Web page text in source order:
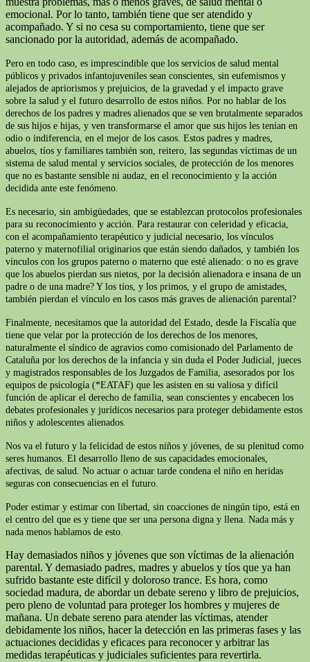
emocional. Por lo tanto, también tiene que ser atendido y
acompañado. Y si no cesa su comportamiento, tiene que ser
sancionado por la autoridad, además de acompañado.
Pero en todo caso, es imprescindible que los servicios de salud mental
públicos y privados infantojuveniles sean conscientes, sin eufemismos y
alejados de apriorismos y prejuicios, de la gravedad y el impacto grave
sobre la salud y el futuro desarrollo de estos niños. Por no hablar de los
derechos de los padres y madres alienados que se ven brutalmente separados
de sus hijos e hijas, y ven transformarse el amor que sus hijos les tenían en
odio o indiferencia, en el mejor de los casos. Estos padres y madres,
abuelos, tíos y familiares también son, reitero, las segundas víctimas de un
sistema de salud mental y servicios sociales, de protección de los menores
que no es bastante sensible ni audaz, en el reconocimiento y la acción
decidida ante este fenómeno.
Es necesario, sin ambigüedades, que se establezcan protocolos profesionales
para su reconocimiento y acción. Para restaurar con celeridad y eficacia,
con el acompañamiento terapéutico y judicial necesario, los vínculos
paterno y maternofilial originarios que están siendo dañados, y también los
vínculos con los grupos paterno o materno que esté alienado: o no es grave
que los abuelos pierdan sus nietos, por la decisión alienadora e insana de un
padre o de una madre? Y los tíos, y los primos, y el grupo de amistades,
también pierdan el vínculo en los casos más graves de alienación parental?
Finalmente, necesitamos que la autoridad del Estado, desde la Fiscalía que
tiene que velar por la protección de los derechos de los menores,
naturalmente el síndico de agravios como comisionado del Parlamento de
Cataluña por los derechos de la infancia y sin duda el Poder Judicial, jueces
y magistrados responsables de los Juzgados de Familia, asesorados por los
equipos de psicología (*EATAF) que les asisten en su valiosa y difícil
función de aplicar el derecho de familia, sean conscientes y encabecen los
debates profesionales y jurídicos necesarios para proteger debidamente estos
niños y adolescentes alienados.
Nos va el futuro y la felicidad de estos niños y jóvenes, de su plenitud como
seres humanos. El desarrollo lleno de sus capacidades emocionales,
afectivas, de salud. No actuar o actuar tarde condena el niño en heridas
seguras con consecuencias en el futuro.
Poder estimar y estimar con libertad, sin coacciones de ningún tipo, está en
el centro del que es y tiene que ser una persona digna y llena. Nada más y
nada menos hablamos de esto.
Hay demasiados niños y jóvenes que son víctimas de la alienación
parental. Y demasiado padres, madres y abuelos y tíos que ya han
sufrido bastante este difícil y doloroso trance. Es hora, como
sociedad madura, de abordar un debate sereno y libro de prejuicios,
pero pleno de voluntad para proteger los hombres y mujeres de
mañana. Un debate sereno para atender las víctimas, atender
debidamente los niños, hacer la detección en las primeras fases y las
actuaciones decididas y eficaces para reconocer y arbitrar las
medidas terapéuticas y judiciales suficientes para revertirla.